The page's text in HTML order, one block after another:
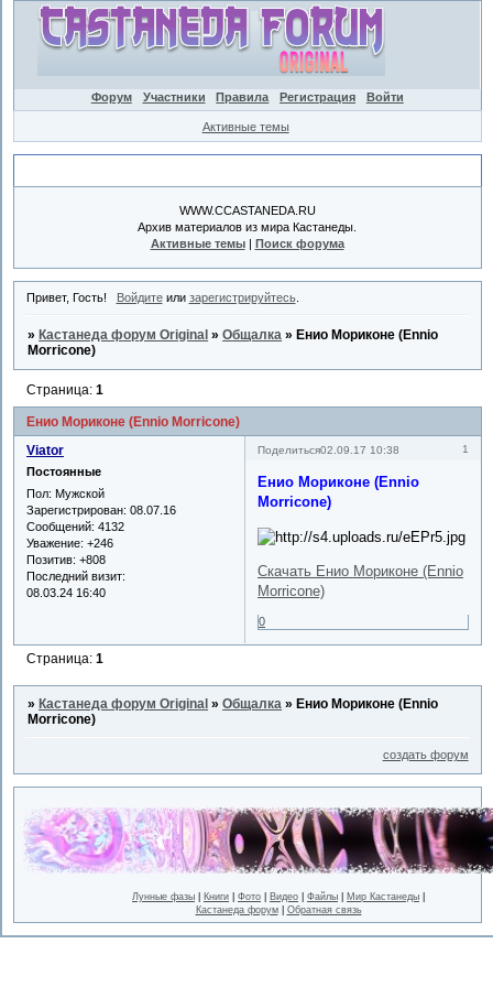
Форум Участники Правила Регистрация Войти
Активные темы
WWW.CCASTANEDA.RU
Архив материалов из мира Кастанеды.
Активные темы| Поиск форума
Привет, Гость! Войдитеили зарегистрируйтесь.
» Кастанеда форум Original »Общалка » Енио Мориконе (Ennio
Morricone)
Енио Мориконе (Ennio Morricone)
Страница:1
Поделиться 1
02.09.17 10:38
Viator
Постоянные
Пол: Мужской
Зарегистрирован: 08.07.16
Сообщений: 4132
Уважение: +246
Позитив: +808
Последний визит:
08.03.24 16:40
Енио Мориконе (Ennio
Morricone)
Скачать Енио Мориконе (Ennio
Morricone)
0
Страница:1
» Кастанеда форум Original »Общалка » Енио Мориконе (Ennio
Morricone)
создать форум
Лунные фазы Книги Фото Видео Файлы Мир Кастанеды
Кастанеда форум| Обратная связь